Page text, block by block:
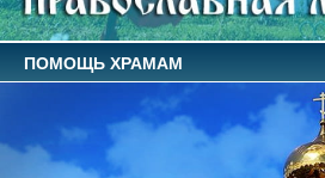
ПОМОЩЬ ХРАМАМ